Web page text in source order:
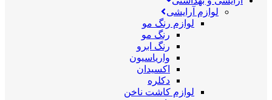
لوازم آرایشی
لوازم رنگ مو
رنگ مو
رنگ ابرو
واریاسیون
اکسیدان
دکلره
لوازم کاشت ناخن